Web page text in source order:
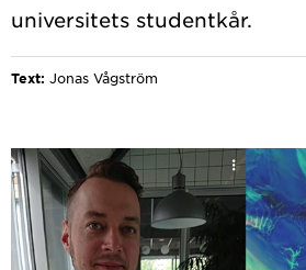
Text: Jonas Vågström